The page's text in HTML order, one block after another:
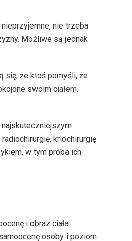
nie trzeba
Możliwe są jednak
się, że ktoś pomyśli, że
swoim ciałem,
kriochirurgię
w tym próba ich
i obraz ciała.
osoby i poziom